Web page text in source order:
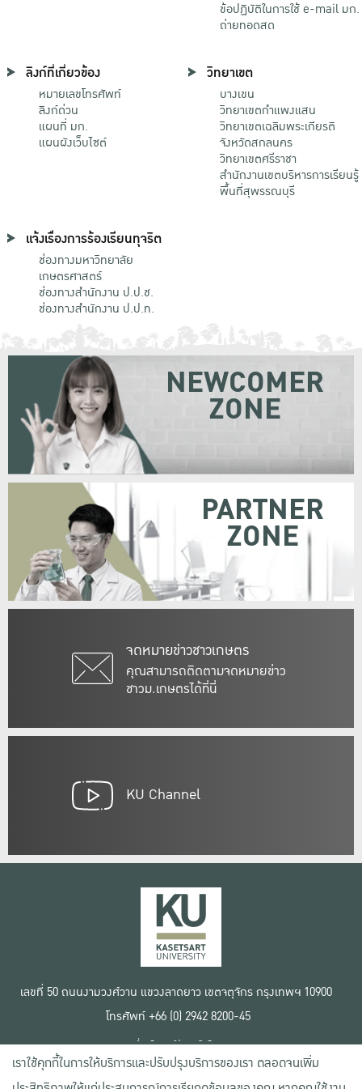
ข้อปฏิบัติในการใช้ e-mail มก.
ถ่ายทอดสด
ลิงก์ที่เกี่ยวข้อง
หมายเลขโทรศัพท์
ลิงก์ด่วน
แผนที่ มก.
แผนผังเว็บไซต์
วิทยาเขต
บางเขน
วิทยาเขตกําแพงแสน
วิทยาเขตเฉลิมพระเกียรติ
จังหวัดสกลนคร
วิทยาเขตศรีราชา
สำนักงานเขตบริหารการเรียนรู้
พื้นที่สุพรรณบุรี
แจ้งเรื่องการร้องเรียนทุจริต
ช่องทางมหาวิทยาลัย
เกษตรศาสตร์
ช่องทางสำนักงาน ป.ป.ช.
ช่องทางสำนักงาน ป.ป.ท.
จดหมายข่าวชาวเกษตร
คุณสามารถติดตามจดหมายข่าว
ชาวม.เกษตรได้ที่นี่
NEWCOMER
ZONE
PARTNER
ZONE
KU Channel
เลขที่ 50 ถนนงามวงศ์วาน แขวงลาดยาว เขตจตุจักร กรุงเทพฯ 10900
โทรศัพท์ +66 (0) 2942 8200-45
เงื่อนไขการใช้งานเว็บไซต์
ข้อตกลงด้านสิทธิ์ใช้งาน
นโยบายความเป็นส่วนตัว
เราใช้คุกกี้ในการให้บริการและปรับปรุงบริการของเรา ตลอดจนเพิ่ม